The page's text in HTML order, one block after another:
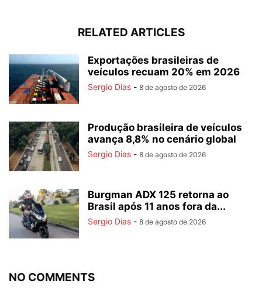
RELATED ARTICLES
Exportações brasileiras de
veículos recuam 20% em 2026
Sergio Dias - 8 de agosto de 2026
Produção brasileira de veículos
avança 8,8% no cenário global
Sergio Dias - 8 de agosto de 2026
Burgman ADX 125 retorna ao
Brasil após 11 anos fora da...
Sergio Dias - 8 de agosto de 2026
NO COMMENTS